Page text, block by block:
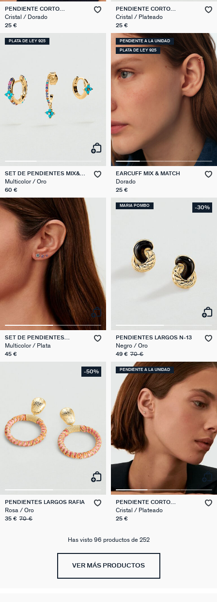
PENDIENTE CORTO
INDIVIDUAL CUERNO MIX &
MATCH
Cristal / Dorado
25 €
PENDIENTE CORTO
INDIVIDUAL MIX & MATCH
Cristal / Plateado
25 €
PLATA DE LEY 925
SET DE PENDIENTES MIX&
MATCH
Multicolor / Oro
60 €
PENDIENTE A LA UNIDAD
PLATA DE LEY 925
EARCUFF MIX & MATCH
Dorado
25 €
SET DE PENDIENTES
FLORES MIX & MATCH
Multicolor / Plata
45 €
MARIA POMBO -30%
PENDIENTES LARGOS N-13
Negro / Oro
49 € 70 €
-50%
PENDIENTES LARGOS RAFIA
Rosa / Oro
35 € 70 €
PENDIENTE A LA UNIDAD
PENDIENTE CORTO
INDIVIDUAL LUNA MIX &
MATCH
Cristal / Plateado
25 €
Has visto 96 productos de 252
VER MÁS PRODUCTOS